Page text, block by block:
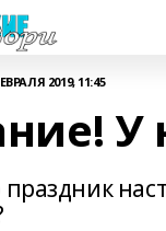
2019, 11:45
У
праздник